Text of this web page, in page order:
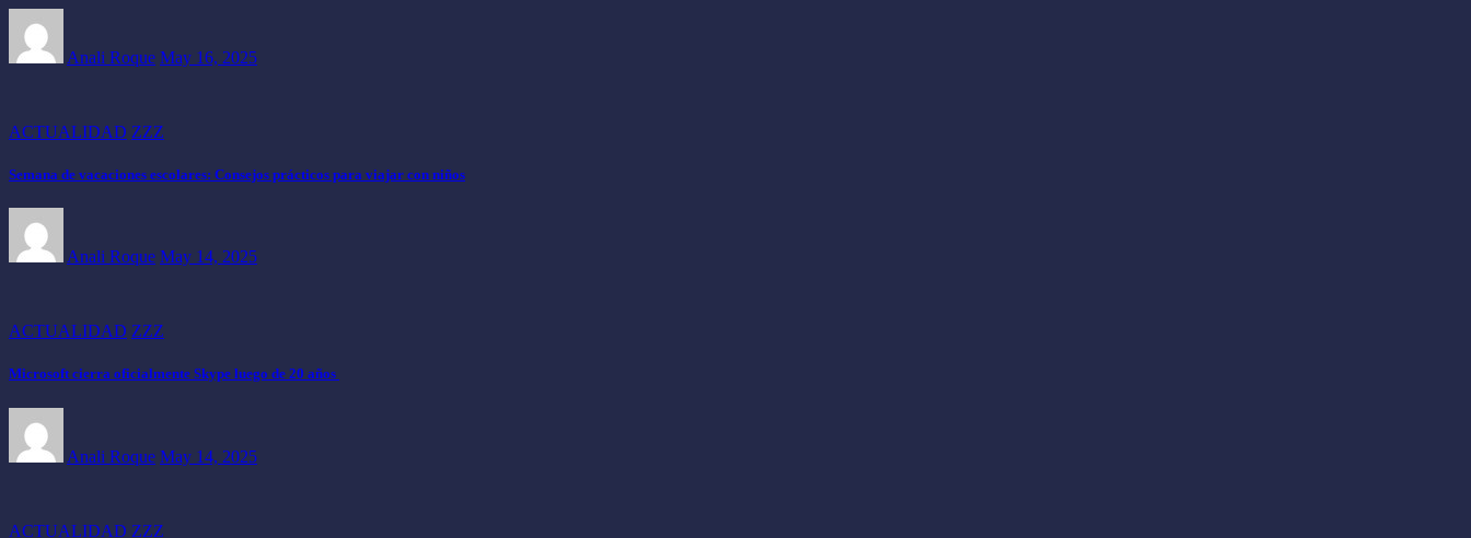
Anali Roque May 16, 2025
ACTUALIDAD ZZZ
Semana de vacaciones escolares: Consejos prácticos para viajar con niños
Anali Roque May 14, 2025
ACTUALIDAD ZZZ
Microsoft cierra oficialmente Skype luego de 20 años
Anali Roque May 14, 2025
ACTUALIDAD ZZZ